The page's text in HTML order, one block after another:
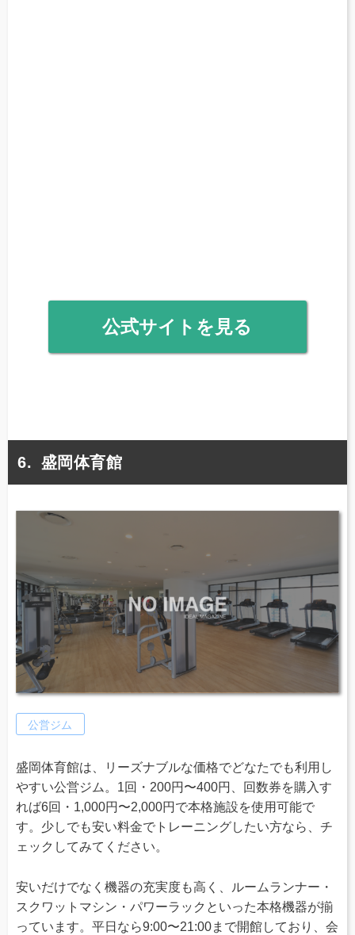
公式サイトを見る
盛岡体育館
公営ジム
盛岡体育館は、リーズナブルな価格でどなたでも利用し
やすい公営ジム。1回・200円〜400円、回数券を購入す
れば6回・1,000円〜2,000円で本格施設を使用可能で
す。少しでも安い料金でトレーニングしたい方なら、チ
ェックしてみてください。
安いだけでなく機器の充実度も高く、ルームランナー・
スクワットマシン・パワーラックといった本格機器が揃
っています。平日なら9:00〜21:00まで開館しており、会